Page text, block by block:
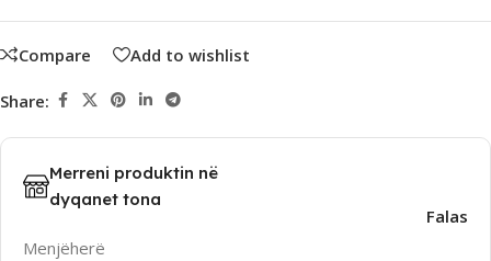
Compare Add to wishlist
Share:
Merreni produktin në
dyqanet tona
Menjëherë
Falas